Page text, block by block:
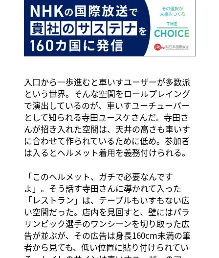
入口から一歩進むと車いすユーザーが多数派
という世界。そんな空間をロールプレイング
で演出しているのが、車いすユーチューバー
として知られる寺田ユースケさんだ。寺田さ
んが招き入れた空間は、天井の高さも車いす
に合わせて作られているために低め。参加者
は入るとヘルメット着用を義務付けられる。
「このヘルメット、ガチで必要なんです
よ」。そう話す寺田さんに導かれて入った
「レストラン」は、テーブルもいすもない広
い空間だった。店内を見回すと、壁にはパラ
リンピック選手のワンシーンを切り取った広
告が並ぶが、その広告は身長160cm未満の筆
者から見ても、低い位置に貼り付けられてい